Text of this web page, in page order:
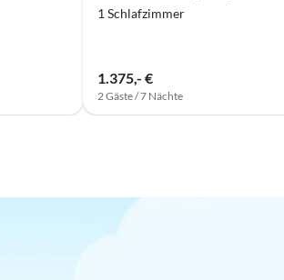
1 Schlafzimmer
1.375,- €
2 Gäste / 7 Nächte